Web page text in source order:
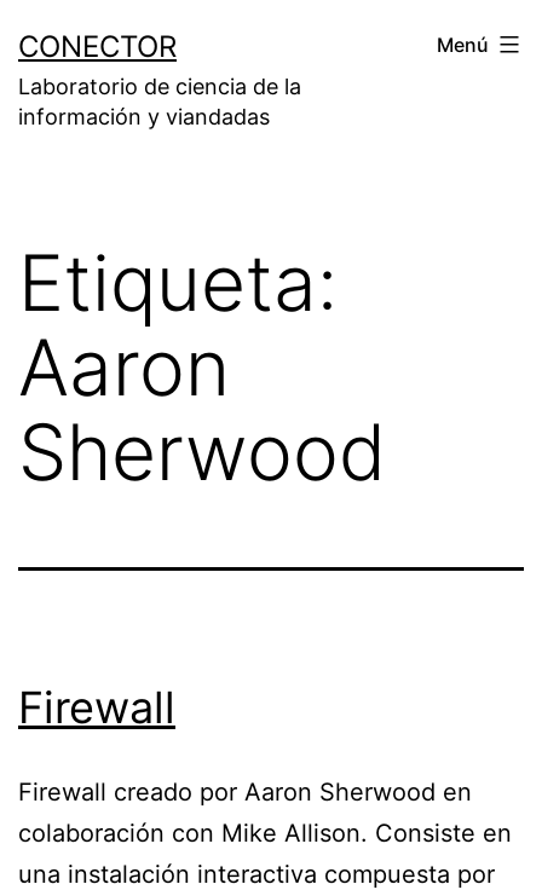
contenido
CONECTOR
Laboratorio de ciencia de la
información y viandadas
Menú
Etiqueta:
Aaron
Sherwood
Firewall
Firewall creado por Aaron Sherwood en
colaboración con Mike Allison. Consiste en
una instalación interactiva compuesta por